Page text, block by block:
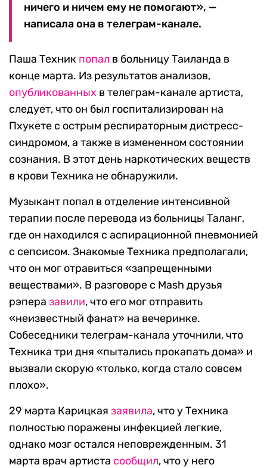
ничего и ничем ему не помогают», —
написала она в телеграм-канале.
Паша Техник попал в больницу Таиланда в
конце марта. Из результатов анализов,
опубликованных в телеграм-канале артиста,
следует, что он был госпитализирован на
Пхукете с острым респираторным дистресс-
синдромом, а также в измененном состоянии
сознания. В этот день наркотических веществ
в крови Техника не обнаружили.
Музыкант попал в отделение интенсивной
терапии после перевода из больницы Таланг,
где он находился с аспирационной пневмонией
с сепсисом. Знакомые Техника предполагали,
что он мог отравиться «запрещенными
веществами». В разговоре с Mash друзья
рэпера завили, что его мог отправить
«неизвестный фанат» на вечеринке.
Собеседники телеграм-канала уточнили, что
Техника три дня «пытались прокапать дома» и
вызвали скорую «только, когда стало совсем
плохо».
29 марта Карицкая заявила, что у Техника
полностью поражены инфекцией легкие,
однако мозг остался неповрежденным. 31
марта врач артиста сообщил, что у него